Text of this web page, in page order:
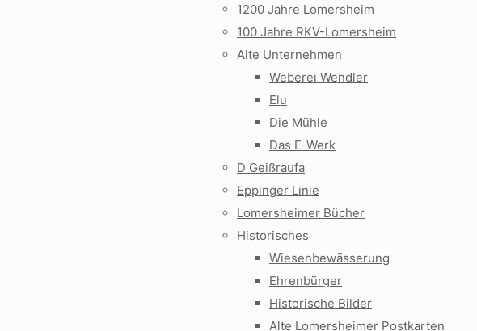
1200 Jahre Lomersheim
100 Jahre RKV-Lomersheim
Alte Unternehmen
Weberei Wendler
Elu
Die Mühle
Das E-Werk
D Geißraufa
Eppinger Linie
Lomersheimer Bücher
Historisches
Wiesenbewässerung
Ehrenbürger
Historische Bilder
Alte Lomersheimer Postkarten